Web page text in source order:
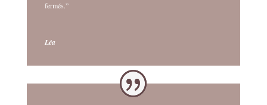
fermés.”
Léa